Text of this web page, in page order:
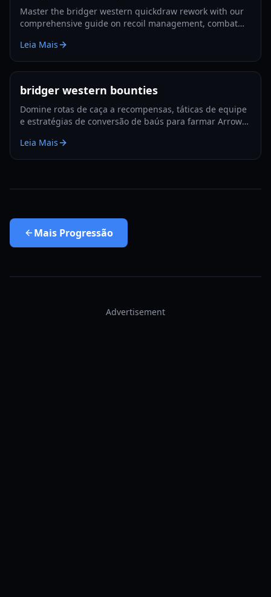
Master the bridger western quickdraw rework with our
comprehensive guide on recoil management, combat
Leia Mais
bridger western bounties
Domine rotas de caça a recompensas, táticas de equipe
e estratégias de conversão de baús para farmar Arrow
em 2026.
Leia Mais
Mais Progressão
Advertisement